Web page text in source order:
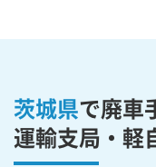
茨城県で廃車
運輸支局・軽